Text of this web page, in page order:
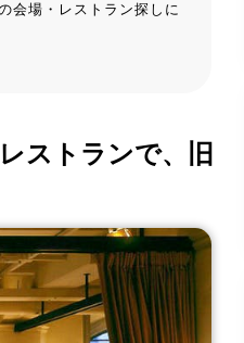
会場・レストラン探しに
ストランで、旧